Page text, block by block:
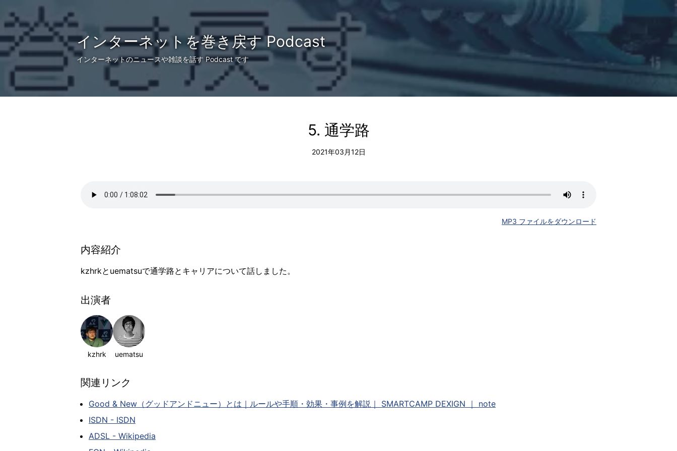
インターネットを巻き戻す Podcast
インターネットのニュースや雑談を話す Podcast です
5. 通学路
2021年03月12日
MP3 ファイルをダウンロード
内容紹介
kzhrkとuematsuで通学路とキャリアについて話しました。
出演者
kzhrk uematsu
関連リンク
Good & New（グッドアンドニュー）とは｜ルールや手順・効果・事例を解説｜ SMARTCAMP DEXIGN ｜ note
ISDN - ISDN
ADSL - Wikipedia